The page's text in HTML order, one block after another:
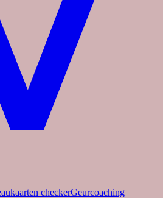
checkerGeurcoaching